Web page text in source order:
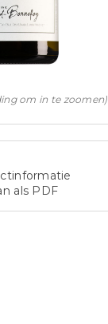
om in te zoomen)
als PDF